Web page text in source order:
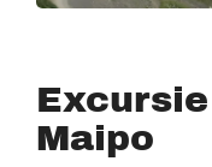
Maipo